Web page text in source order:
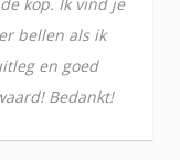
kop. Ik vind je
bellen als ik
en goed
Bedankt!